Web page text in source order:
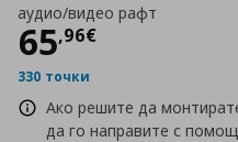
аудио/видео рафт
65,96€
Цена
330 точки
Ако решите да
да го направите с